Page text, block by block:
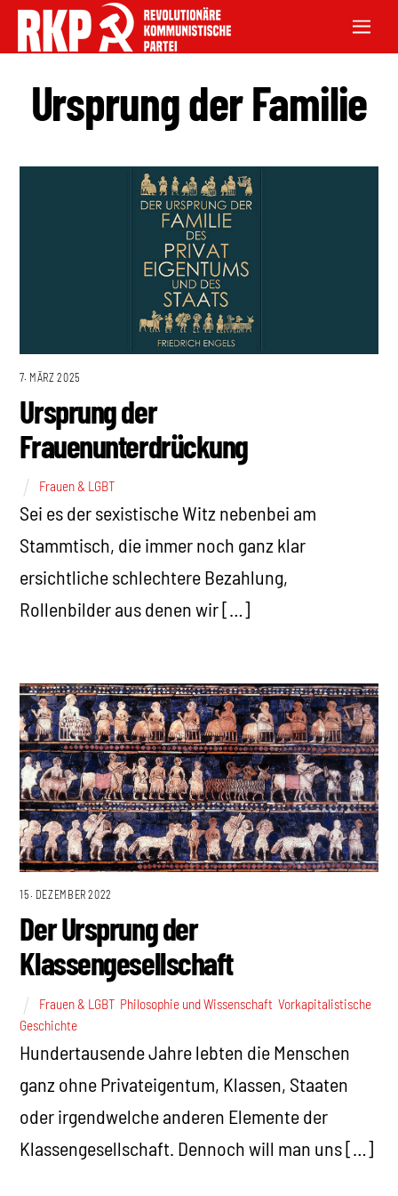
Ursprung der Familie
7. MÄRZ 2025
Ursprung der
Frauenunterdrückung
Frauen & LGBT
Sei es der sexistische Witz nebenbei am
Stammtisch, die immer noch ganz klar
ersichtliche schlechtere Bezahlung,
Rollenbilder aus denen wir […]
15. DEZEMBER 2022
Der Ursprung der
Klassengesellschaft
Frauen & LGBT Philosophie und Wissenschaft ,Vorkapitalistische
Geschichte
Hundertausende Jahre lebten die Menschen
ganz ohne Privateigentum, Klassen, Staaten
oder irgendwelche anderen Elemente der
Klassengesellschaft. Dennoch will man uns […]